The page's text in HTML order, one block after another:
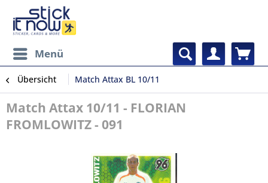
Menü
Übersicht Match Attax BL 10/11
Match Attax 10/11 - FLORIAN
FROMLOWITZ - 091